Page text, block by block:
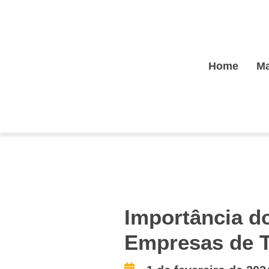
Home
Importância
Empresas de